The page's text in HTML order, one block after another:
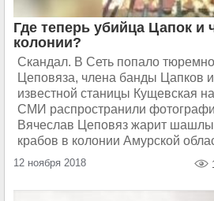
Где теперь убийца Цапок и
колонии?
Скандал. В Сеть попало
Цеповяза, члена банды Цапков
известной станицы Кущевская
СМИ распространили
Вячеслав Цеповяз жарит
крабов в колонии Амурской
12 ноября 2018